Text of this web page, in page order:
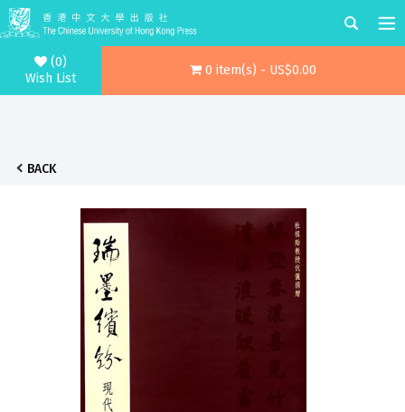
(0)
Wish List
0 item(s) - US$0.00
BACK